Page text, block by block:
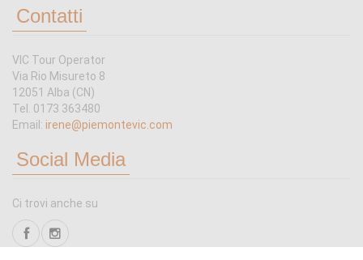
Contatti
VIC Tour Operator
Via Rio Misureto 8
12051 Alba (CN)
Tel. 0173 363480
Email: irene@piemontevic.com
Social Media
Ci trovi anche su